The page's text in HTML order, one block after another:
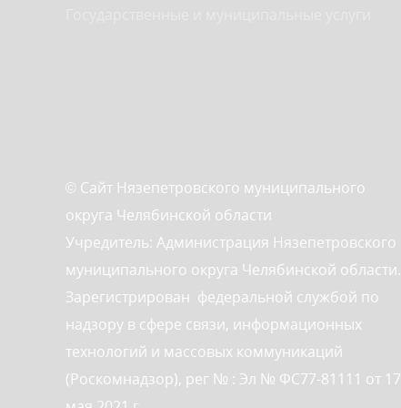
© Сайт Нязепетровского муниципального
округа Челябинской области
Учредитель: Администрация Нязепетровского
муниципального округа Челябинской области.
Зарегистрирован федеральной службой по
надзору в сфере связи, информационных
технологий и массовых коммуникаций
(Роскомнадзор), рег № : Эл № ФС77-81111 от 17